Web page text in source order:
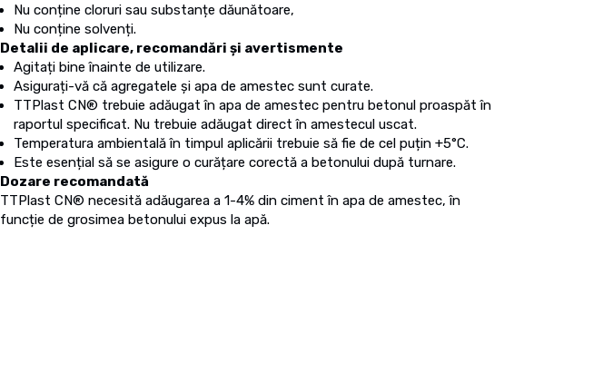
Nu conține cloruri sau substanțe dăunătoare,
Nu conține solvenți.
Detalii de aplicare, recomandări și avertismente
Agitați bine înainte de utilizare.
Asigurați-vă că agregatele și apa de amestec sunt curate.
TTPlast CN® trebuie adăugat în apa de amestec pentru betonul proaspăt în
raportul specificat. Nu trebuie adăugat direct în amestecul uscat.
Temperatura ambientală în timpul aplicării trebuie să fie de cel puțin +5°C.
Este esențial să se asigure o curățare corectă a betonului după turnare.
Dozare recomandată
TTPlast CN® necesită adăugarea a 1-4% din ciment în apa de amestec, în
funcție de grosimea betonului expus la apă.